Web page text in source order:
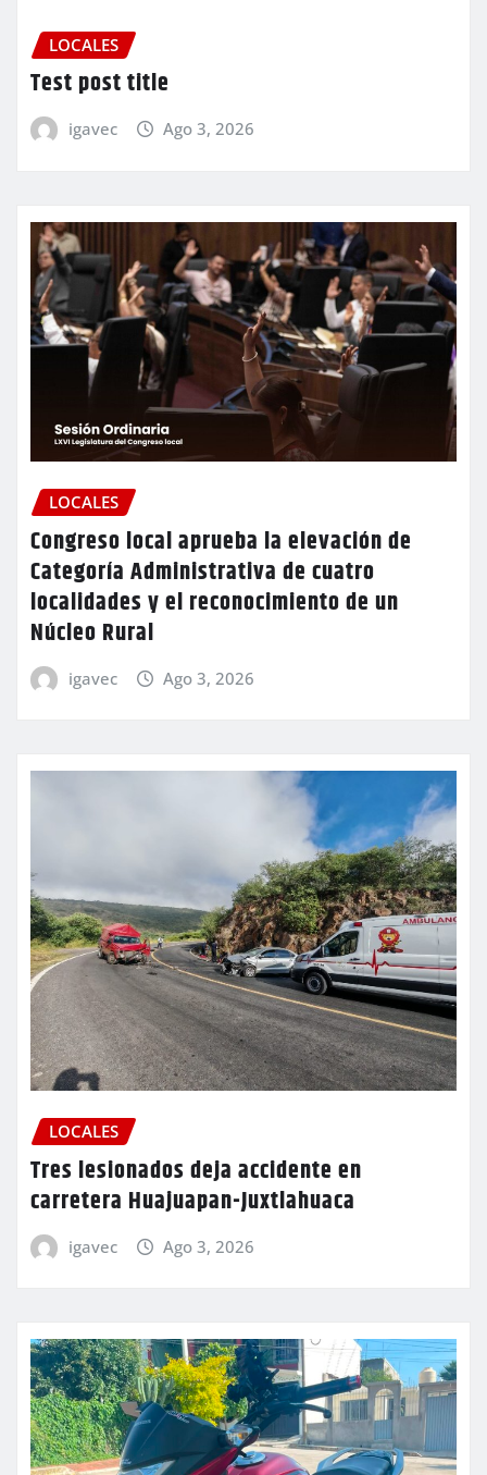
LOCALES
Test post title
igavec Ago 3, 2026
LOCALES
Congreso local aprueba la elevación de
Categoría Administrativa de cuatro
localidades y el reconocimiento de un
Núcleo Rural
igavec Ago 3, 2026
LOCALES
Tres lesionados deja accidente en
carretera Huajuapan-Juxtlahuaca
igavec Ago 3, 2026